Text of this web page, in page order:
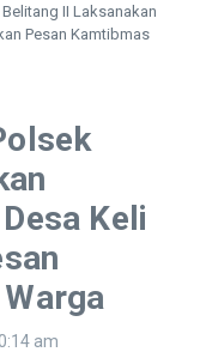
II Laksanakan
Pesan Kamtibmas
Keli
am